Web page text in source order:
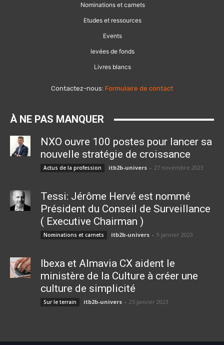
Nominations et carnets
Etudes et ressources
Events
levées de fonds
Livres blancs
Contactez-nous: Formulaire de contact
À NE PAS MANQUER
NXO ouvre 100 postes pour lancer sa
nouvelle stratégie de croissance
Actus de la profession itb2b-univers - 27 novembre 2023
Tessi: Jérôme Hervé est nommé
Président du Conseil de Surveillance
( Executive Chairman )
Nominations et carnets itb2b-univers - 9 janvier 2023
Ibexa et Almavia CX aident le
ministère de la Culture à créer une
culture de simplicité
Sur le terrain itb2b-univers - 25 janvier 2023